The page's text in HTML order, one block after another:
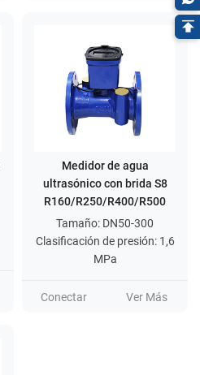
Medidor de agua
ultrasónico con brida S8
R160/R250/R400/R500
Tamaño: DN50-300
Clasificación de presión: 1,6
MPa
Conectar Ver Más